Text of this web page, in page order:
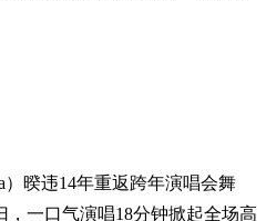
）暌违14年重返跨年演唱会舞
一口气演唱18分钟掀起全场高